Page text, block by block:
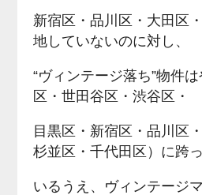
新宿区・品川区・大田区
地していないのに対し、
“ヴィンテージ落ち”物件
区・世田谷区・渋谷区・
目黒区・新宿区・品川区
杉並区・千代田区）に跨
いるうえ、ヴィンテージ